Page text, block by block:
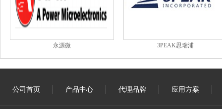
永源微 3PEAK思瑞浦
公司首页 产品中心 代理品牌 应用方案